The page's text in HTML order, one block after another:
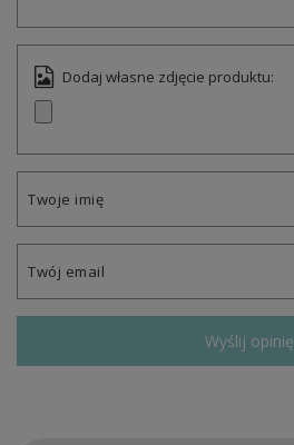
Dodaj własne zdjęcie produktu:
Twoje imię
Twój email
Wyślij opinię